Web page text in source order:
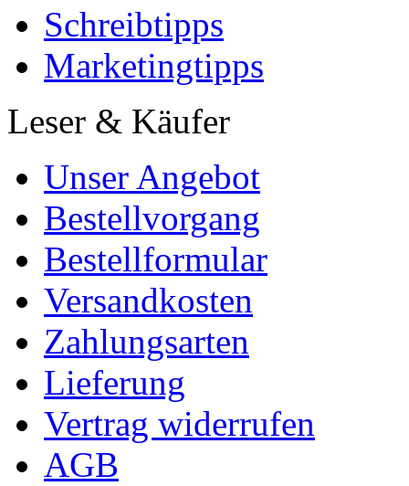
Schreibtipps
Marketingtipps
Leser & Käufer
Unser Angebot
Bestellvorgang
Bestellformular
Versandkosten
Zahlungsarten
Lieferung
Vertrag widerrufen
AGB